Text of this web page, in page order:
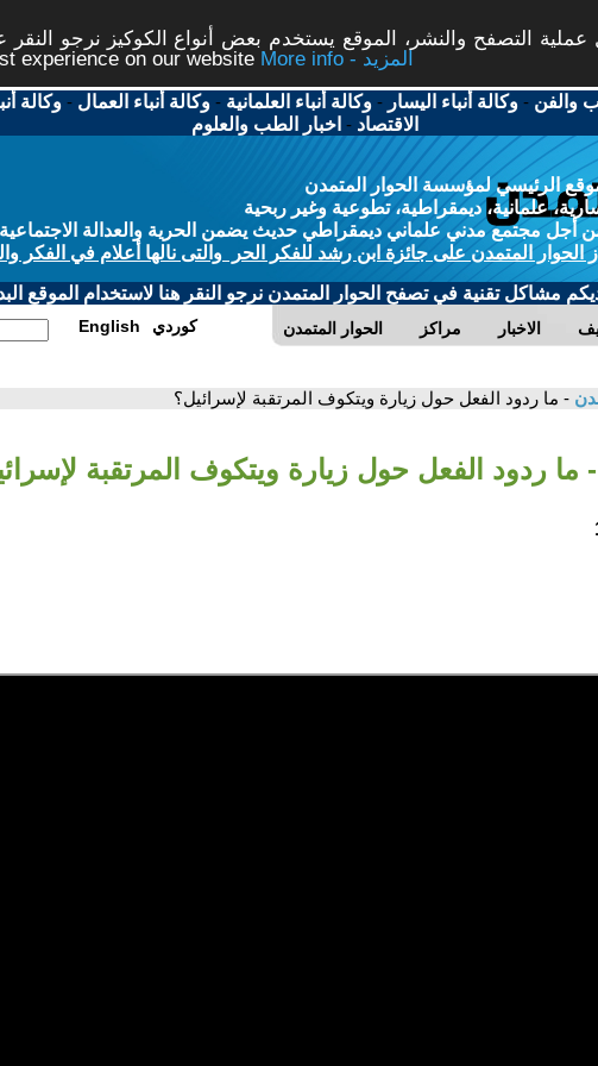
التصفح والنشر، الموقع يستخدم بعض أنواع الكوكيز نرجو
experience on our website
More info - المزيد
والفن -وكالة أنباء اليسار -وكالة أنباء العلمانية -وكالة أنباء العمال -وكالة
الاقتصاد - اخبار الطب والعلوم
الرئيسي لمؤسسة الحوار المتمدن
علمانية، ديمقراطية، تطوعية وغير ربحية
أجل مجتمع مدني علماني ديمقراطي حديث يضمن الحرية والعدالة الاجتماعية
الحوار المتمدن على جائزة ابن رشد للفكر الحر والتى نالها أعلام في الفكر
مشاكل تقنية في تصفح الحوار المتمدن نرجو النقر هنا لاستخدام الموقع
الحوار المتمدن مراكز الاخبار English كوردي
- ما ردود الفعل حول زيارة ويتكوف المرتقبة لإسرائيل؟
- ما ردود الفعل حول زيارة ويتكوف المرتقبة